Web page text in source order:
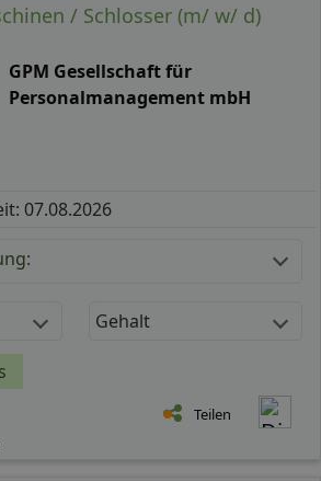
/ Schlosser (m/ w/ d)
GPM Gesellschaft für
Personalmanagement mbH
07.08.2026
Gehalt
Teilen